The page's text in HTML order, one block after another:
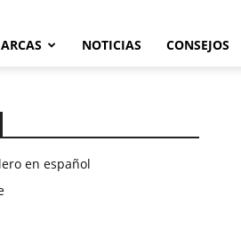
NOTICIAS CONSEJOS
en español